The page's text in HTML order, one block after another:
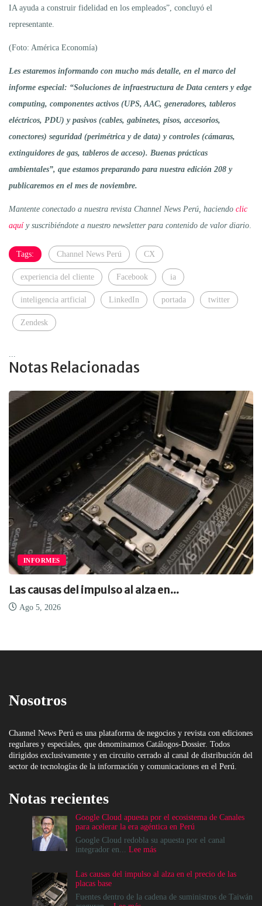
IA ayuda a construir fidelidad en los empleados”, concluyó el
representante.
(Foto: América Economía)
Les estaremos informando con mucho más detalle, en el marco del
informe especial: “Soluciones de infraestructura de Data centers y edge
computing, componentes activos (UPS, AAC, generadores, tableros
eléctricos, PDU) y pasivos (cables, gabinetes, pisos, accesorios,
conectores) seguridad (perimétrica y de data) y controles (cámaras,
extinguidores de gas, tableros de acceso). Buenas prácticas
ambientales”, que estamos preparando para nuestra edición 208 y
publicaremos en el mes de noviembre.
Mantente conectado a nuestra revista Channel News Perú, haciendo clic
aquíy suscribiéndote a nuestro newsletter para contenido de valor diario
Tags: Channel News Perú CX
experiencia del cliente Facebook ia
inteligencia artficial LinkedIn portada twitter
Zendesk
Notas Relacionadas
INFORMES
Las causas del impulso al alza en...
Ago 5, 2026
Nosotros
Channel News Perú es una plataforma de negocios y revista con ediciones
regulares y especiales, que denominamos Catálogos-Dossier. Todos
dirigidos exclusivamente y en circuito cerrado al canal de distribución del
sector de tecnologías de la información y comunicaciones en el Perú.
Notas recientes
Google Cloud apuesta por el ecosistema de Canales
para acelerar la era agéntica en Perú
Google Cloud redobla su apuesta por el canal
integrador en... Lee más:
apuesta
el
Las causas del impulso al alza en el precio de las
placas base
Fuentes dentro de la cadena de suministros de Taiwán